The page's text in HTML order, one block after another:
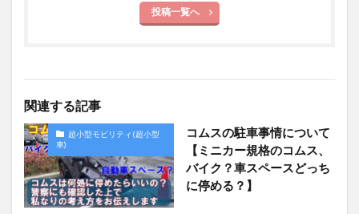
投稿一覧へ
関連する記事
超小型モビリティ(超小型
車)
コムスの駐車事情について
【ミニカー規格のコムス、
バイク？車スペースどっち
に停める？】